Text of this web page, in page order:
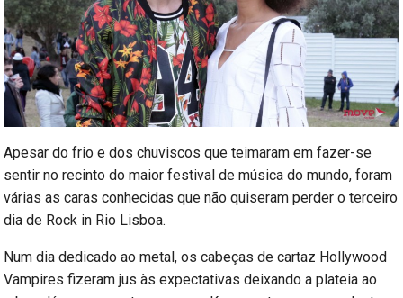
Apesar do frio e dos chuviscos que teimaram em fazer-se
sentir no recinto do maior festival de música do mundo, foram
várias as caras conhecidas que não quiseram perder o terceiro
dia de Rock in Rio Lisboa.
Num dia dedicado ao metal, os cabeças de cartaz Hollywood
Vampires fizeram jus às expectativas deixando a plateia ao